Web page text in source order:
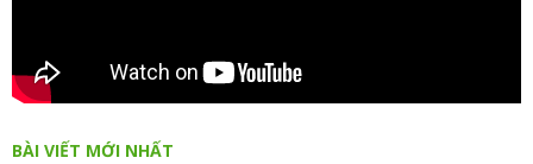
BÀI VIẾT MỚI NHẤT